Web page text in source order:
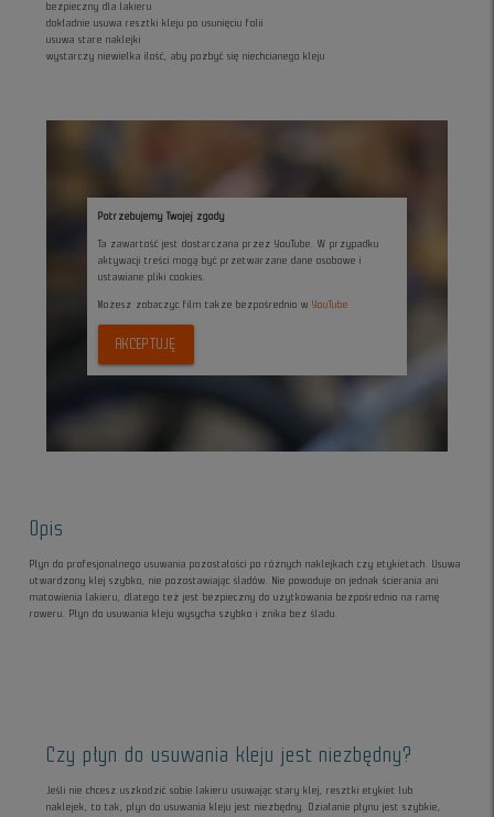
bezpieczny dla lakieru
dokładnie usuwa resztki kleju po usunięciu folii
usuwa stare naklejki
wystarczy niewielka ilość, aby pozbyć się niechcianego kleju
Potrzebujemy Twojej zgody
Ta zawartość jest dostarczana przez YouTube. W przypadku
aktywacji treści mogą być przetwarzane dane osobowe i
ustawiane pliki cookies.
Możesz zobaczyc film także bezpośrednio w YouTube
AKCEPTUJĘ
Opis
Płyn do profesjonalnego usuwania pozostałości po różnych naklejkach czy etykietach. Usuwa
utwardzony klej szybko, nie pozostawiając śladów. Nie powoduje on jednak ścierania ani
matowienia lakieru, dlatego też jest bezpieczny do użytkowania bezpośrednio na ramę
roweru. Płyn do usuwania kleju wysycha szybko i znika bez śladu.
Czy płyn do usuwania kleju jest niezbędny?
Jeśli nie chcesz uszkodzić sobie lakieru usuwając stary klej, resztki etykiet lub
naklejek, to tak, płyn do usuwania kleju jest niezbędny. Działanie płynu jest szybkie,